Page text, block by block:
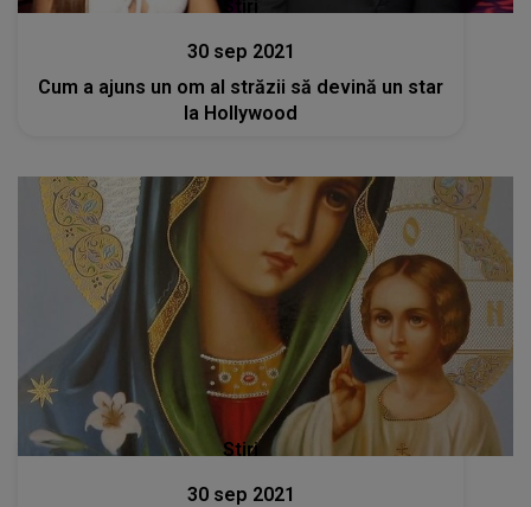
30 sep 2021
Cum a ajuns un om al străzii să devină un star
la Hollywood
Stiri
30 sep 2021